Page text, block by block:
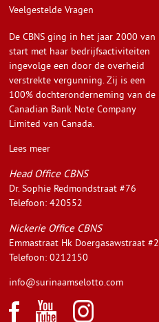
Veelgestelde Vragen
De CBNS ging in het jaar 2000 van
start met haar bedrijfsactiviteiten
ingevolge een door de overheid
verstrekte vergunning. Zij is een
100% dochteronderneming van de
Canadian Bank Note Company
Limited van Canada.
Lees meer
Head Office CBNS
Dr. Sophie Redmondstraat #76
Telefoon: 420552
Nickerie Office CBNS
Emmastraat Hk Doergasawstraat #2
Telefoon: 0212150
info@surinaamselotto.com